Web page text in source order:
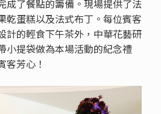
成了餐點的籌備。現場提供了法
乾蛋糕以及法式布丁。每位賓客
計的輕食下午茶外，中華花藝研
小提袋做為本場活動的紀念禮
客芳心！